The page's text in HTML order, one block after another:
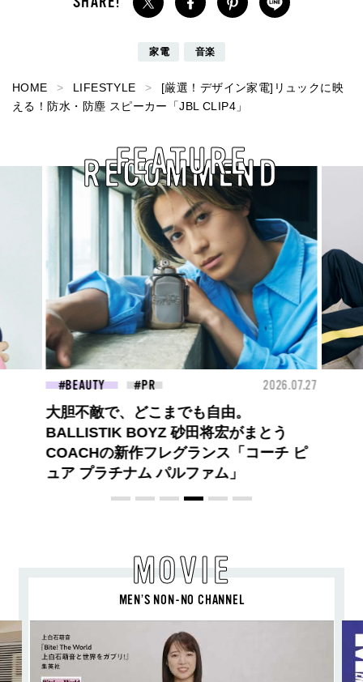
家電 音楽
HOME LIFESTYLE
[厳選！デザイン家電]リュックに映
える！防水・防塵 スピーカー「JBL CLIP4」
RECOMMEND
FEATURE
FASHION 2026.07.09
ロエベの新しい世界へようこそ。大胆な
コントラストとレイヤードの先に。装う
喜び、明るいスピリット
MOVIE
MEN’S NON-NO CHANNEL